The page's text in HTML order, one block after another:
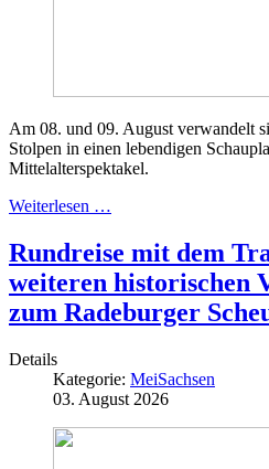
Am 08. und 09. August verwandelt
Stolpen in einen lebendigen
Mittelalterspektakel.
Weiterlesen …
Rundreise mit dem
weiteren historischen
zum Radeburger
Details
Kategorie: MeiSachsen
03. August 2026